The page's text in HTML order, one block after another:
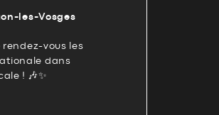
les-Vosges
rendez-vous les
dans
! 🎶✨